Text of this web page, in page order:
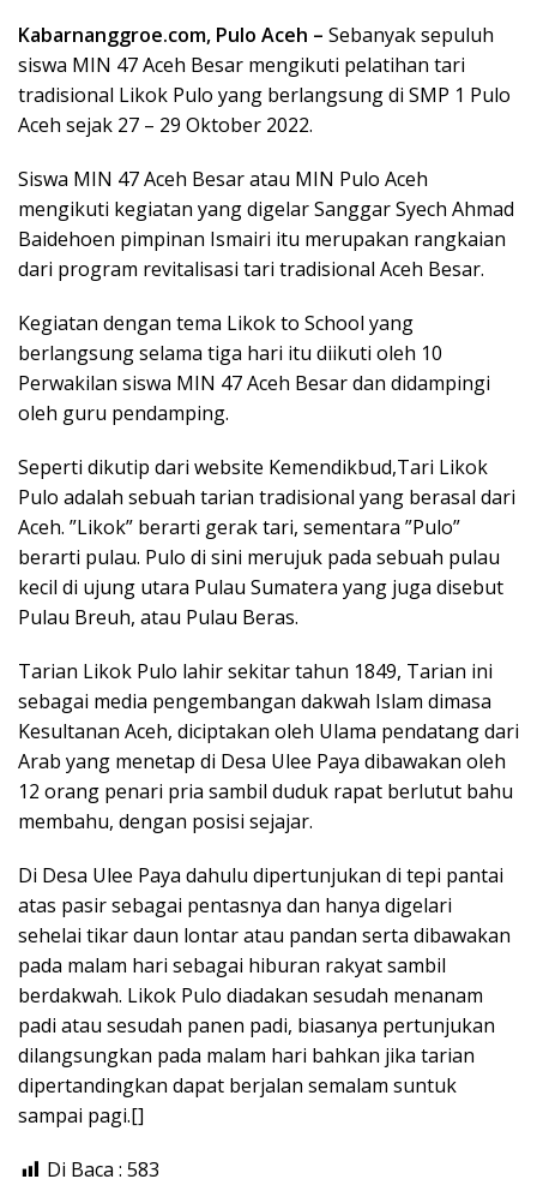
Kabarnanggroe.com, Pulo Aceh – Sebanyak sepuluh
siswa MIN 47 Aceh Besar mengikuti pelatihan tari
tradisional Likok Pulo yang berlangsung di SMP 1 Pulo
Aceh sejak 27 – 29 Oktober 2022.
Siswa MIN 47 Aceh Besar atau MIN Pulo Aceh
mengikuti kegiatan yang digelar Sanggar Syech Ahmad
Baidehoen pimpinan Ismairi itu merupakan rangkaian
dari program revitalisasi tari tradisional Aceh Besar.
Kegiatan dengan tema Likok to School yang
berlangsung selama tiga hari itu diikuti oleh 10
Perwakilan siswa MIN 47 Aceh Besar dan didampingi
oleh guru pendamping.
Seperti dikutip dari website Kemendikbud,Tari Likok
Pulo adalah sebuah tarian tradisional yang berasal dari
Aceh. ”Likok” berarti gerak tari, sementara ”Pulo”
berarti pulau. Pulo di sini merujuk pada sebuah pulau
kecil di ujung utara Pulau Sumatera yang juga disebut
Pulau Breuh, atau Pulau Beras.
Tarian Likok Pulo lahir sekitar tahun 1849, Tarian ini
sebagai media pengembangan dakwah Islam dimasa
Kesultanan Aceh, diciptakan oleh Ulama pendatang dari
Arab yang menetap di Desa Ulee Paya dibawakan oleh
12 orang penari pria sambil duduk rapat berlutut bahu
membahu, dengan posisi sejajar.
Di Desa Ulee Paya dahulu dipertunjukan di tepi pantai
atas pasir sebagai pentasnya dan hanya digelari
sehelai tikar daun lontar atau pandan serta dibawakan
pada malam hari sebagai hiburan rakyat sambil
berdakwah. Likok Pulo diadakan sesudah menanam
padi atau sesudah panen padi, biasanya pertunjukan
dilangsungkan pada malam hari bahkan jika tarian
dipertandingkan dapat berjalan semalam suntuk
sampai pagi.[]
Di Baca : 583